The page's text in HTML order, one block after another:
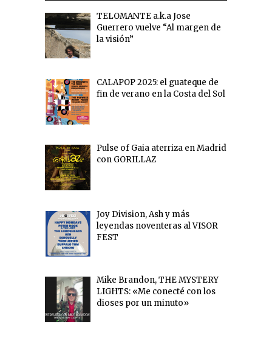
TELOMANTE a.k.a Jose
Guerrero vuelve “Al margen de
la visión”
CALAPOP 2025: el guateque de
fin de verano en la Costa del Sol
Pulse of Gaia aterriza en Madrid
con GORILLAZ
Joy Division, Ash y más
leyendas noventeras al VISOR
FEST
Mike Brandon, THE MYSTERY
LIGHTS: «Me conecté con los
dioses por un minuto»